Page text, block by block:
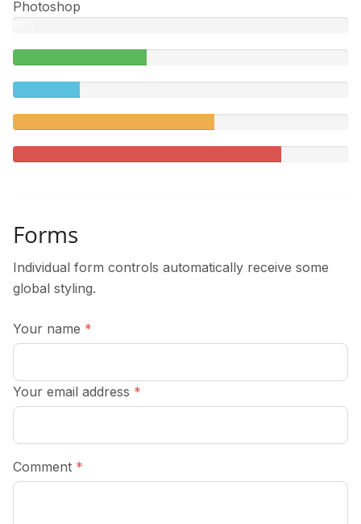
Photoshop
Forms
Individual form controls automatically receive some
global styling.
Your name *
Your email address *
Comment *